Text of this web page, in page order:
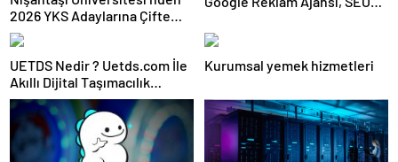
2026 YKS Adaylarına Çifte
Güvence: Sabit Ücret ve
Kesintisiz Burs
UETDS Nedir ? Uetds.com İle
Akıllı Dijital Taşımacılık
Yazılımı
Kurumsal yemek hizmetleri